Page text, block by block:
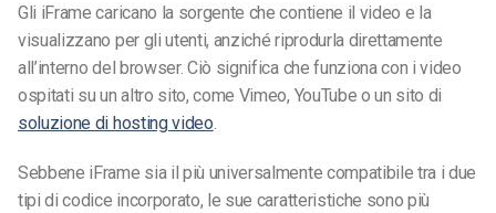
Gli iFrame caricano la sorgente che contiene il video e la
visualizzano per gli utenti, anziché riprodurla direttamente
all’interno del browser. Ciò significa che funziona con i video
ospitati su un altro sito, come Vimeo, YouTube o un sito di
soluzione di hosting video
Sebbene iFrame sia il più universalmente compatibile tra i due
tipi di codice incorporato, le sue caratteristiche sono più